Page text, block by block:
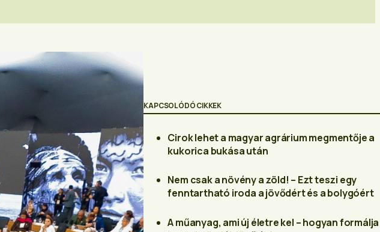
KAPCSOLÓDÓ CIKKEK
Cirok lehet a magyar agrárium megmentője a
kukorica bukása után
Nem csak a növény a zöld! – Ezt teszi egy
fenntartható iroda a jövődért és a bolygóért
A műanyag, ami új életre kel – hogyan